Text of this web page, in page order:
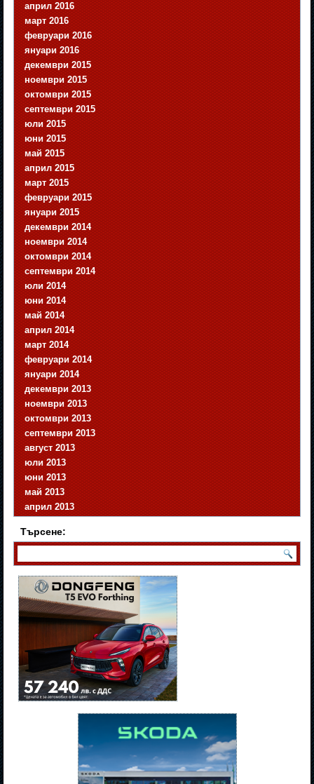
април 2016
март 2016
февруари 2016
януари 2016
декември 2015
ноември 2015
октомври 2015
септември 2015
юли 2015
юни 2015
май 2015
април 2015
март 2015
февруари 2015
януари 2015
декември 2014
ноември 2014
октомври 2014
септември 2014
юли 2014
юни 2014
май 2014
април 2014
март 2014
февруари 2014
януари 2014
декември 2013
ноември 2013
октомври 2013
септември 2013
август 2013
юли 2013
юни 2013
май 2013
април 2013
Търсене: